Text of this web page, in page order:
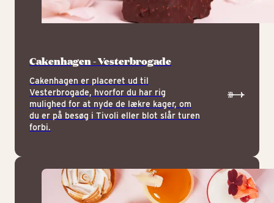
Cakenhagen - Vesterbrogade
Cakenhagen er placeret ud til
Vesterbrogade, hvorfor du har rig
mulighed for at nyde de lækre kager, om
du er på besøg i Tivoli eller blot slår turen
forbi.